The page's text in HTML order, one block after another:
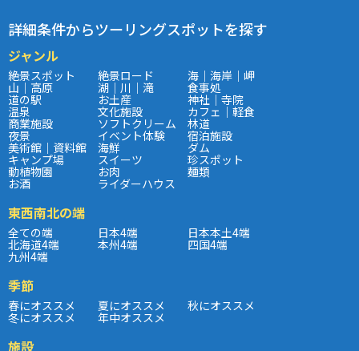
詳細条件からツーリングスポットを探す
ジャンル
絶景スポット 絶景ロード 海｜海岸｜岬
山｜高原 湖｜川｜滝 食事処
道の駅 お土産 神社｜寺院
温泉 文化施設 カフェ｜軽食
商業施設 ソフトクリーム 林道
夜景 イベント体験 宿泊施設
美術館｜資料館 海鮮 ダム
キャンプ場 スイーツ 珍スポット
動植物園 お肉 麺類
お酒 ライダーハウス
東西南北の端
全ての端 日本4端 日本本土4端
北海道4端 本州4端 四国4端
九州4端
季節
春にオススメ 夏にオススメ 秋にオススメ
冬にオススメ 年中オススメ
施設